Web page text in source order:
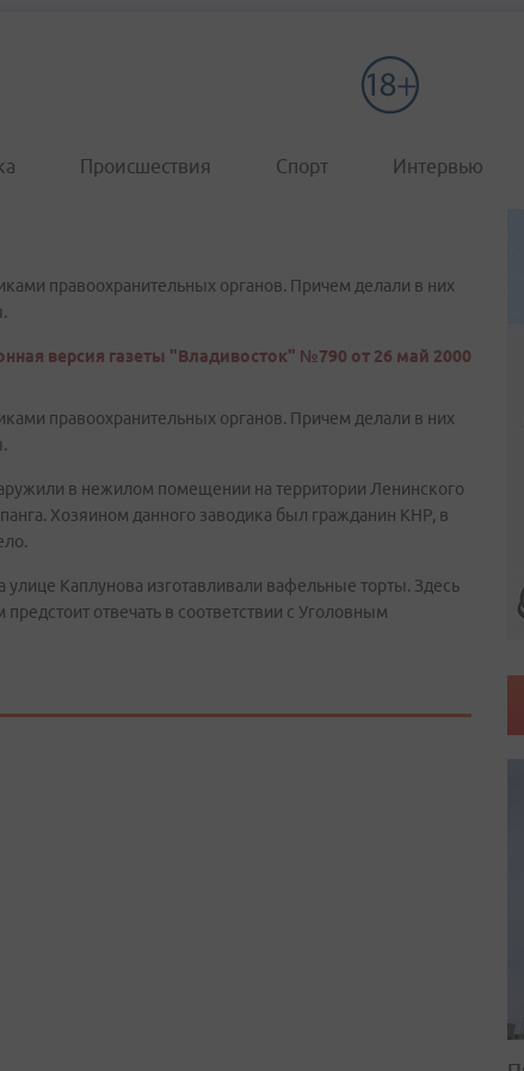
Происшествия Спорт Интервью
правоохранительных органов. Причем делали в них
версия газеты "Владивосток" №790 от 26 май 2000
правоохранительных органов. Причем делали в них
в нежилом помещении на территории Ленинского
Хозяином данного заводика был гражданин КНР, в
улице Каплунова изготавливали вафельные торты. Здесь
отвечать в соответствии с Уголовным